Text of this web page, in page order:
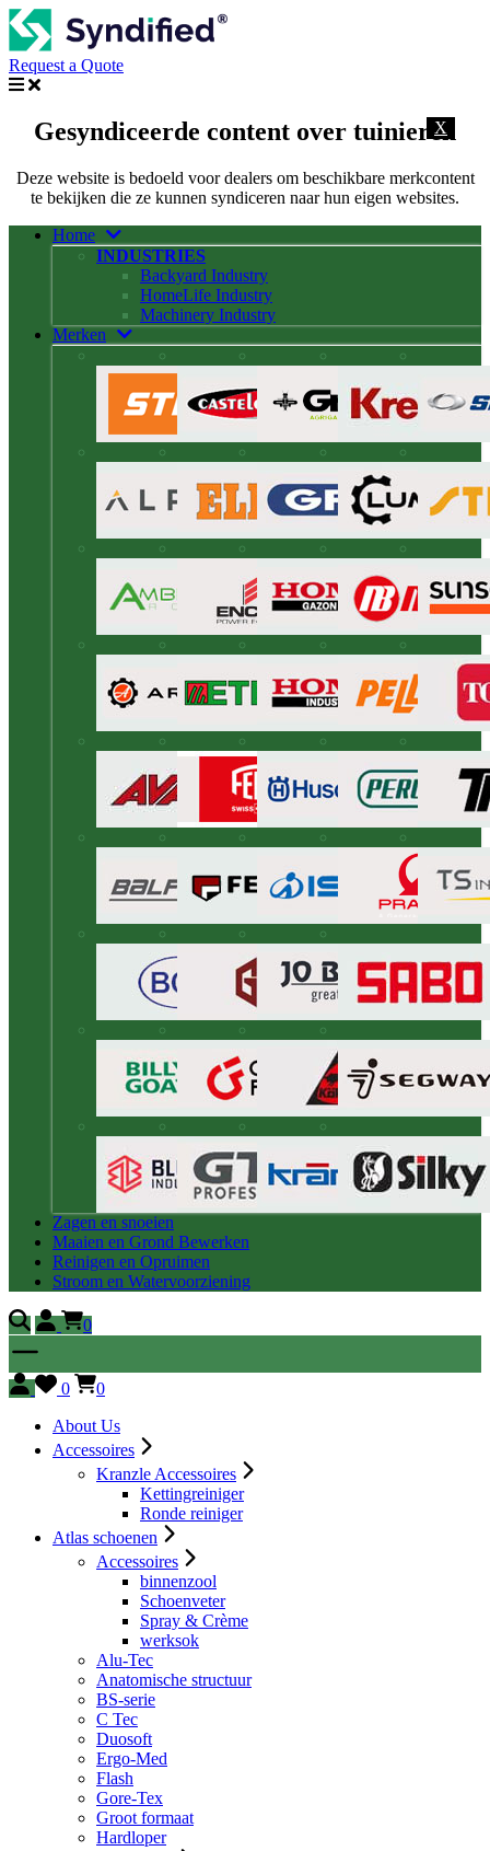
Request a Quote
X
Gesyndiceerde content over tuinieren
Deze website is bedoeld voor dealers om beschikbare merkcontent
te bekijken die ze kunnen syndiceren naar hun eigen websites.
Home
INDUSTRIES
Backyard Industry
HomeLife Industry
Machinery Industry
Merken
Zagen en snoeien
Maaien en Grond Bewerken
Reinigen en Opruimen
Stroom en Watervoorziening
0
0
0
About Us
Accessoires
Kranzle Accessoires
Kettingreiniger
Ronde reiniger
Atlas schoenen
Accessoires
binnenzool
Schoenveter
Spray & Crème
werksok
Alu-Tec
Anatomische structuur
BS-serie
C Tec
Duosoft
Ergo-Med
Flash
Gore-Tex
Groot formaat
Hardloper